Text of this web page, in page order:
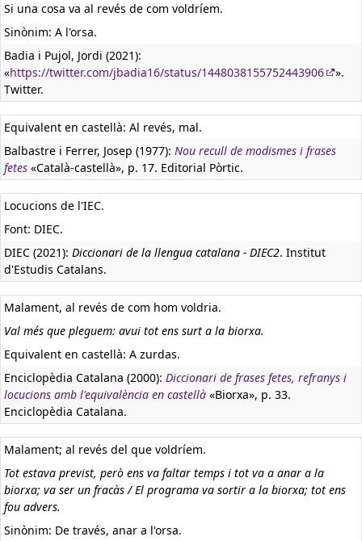
Si una cosa va al revés de com voldríem.
Sinònim: A l'orsa.
Badia i Pujol, Jordi (2021):
«https://twitter.com/jbadia16/status/1448038155752443906
».
Twitter.
Equivalent en castellà: Al revés, mal.
Balbastre i Ferrer, Josep (1977): Nou recull de modismes i frases
fetes «Català-castellà», p. 17. Editorial Pòrtic.
Locucions de l'IEC.
Font: DIEC.
DIEC (2021): Diccionari de la llengua catalana - DIEC2. Institut
d'Estudis Catalans.
Malament, al revés de com hom voldria.
Val més que pleguem: avui tot ens surt a la biorxa.
Equivalent en castellà: A zurdas.
Enciclopèdia Catalana (2000): Diccionari de frases fetes, refranys i
locucions amb l'equivalència en castellà «Biorxa», p. 33.
Enciclopèdia Catalana.
Malament; al revés del que voldríem.
Tot estava previst, però ens va faltar temps i tot va a anar a la
biorxa; va ser un fracàs / El programa va sortir a la biorxa; tot ens
fou advers.
Sinònim: De través, anar a l'orsa.